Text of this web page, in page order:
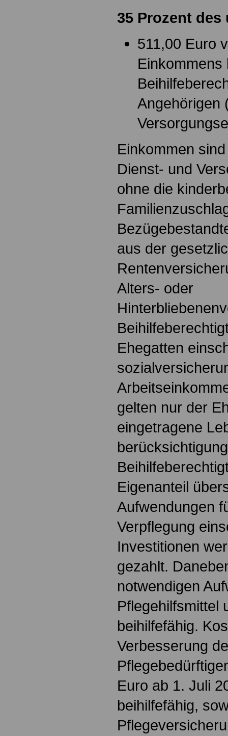
35 Prozent des
511,00 Euro
Einkommens
Angehörigen
Einkommen
Dienst- und
ohne die
aus der
Alters- oder
Ehegatten
gelten nur der
eingetragene
Eigenanteil
Aufwendungen
Verpflegung
Investitionen
gezahlt.
notwendigen
Pflegehilfsmittel
beihilfefähig.
Verbesserung
Euro ab 1. Juli
beihilfefähig,